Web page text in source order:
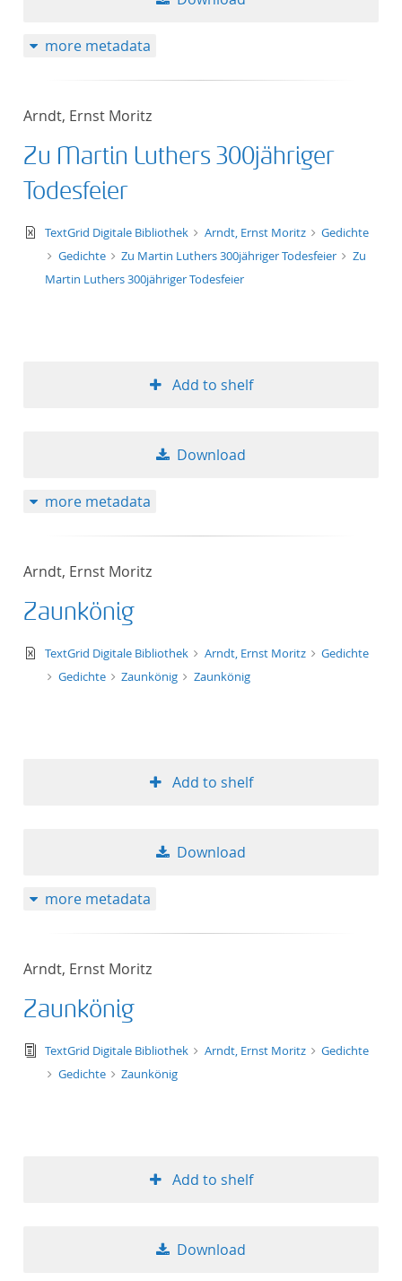
more metadata
Arndt, Ernst Moritz
Zu Martin Luthers 300jähriger
Todesfeier
text/xml
TextGrid Digitale Bibliothek Arndt, Ernst Moritz
Gedichte
Gedichte
Zu Martin Luthers 300jähriger Todesfeier
Zu
Martin Luthers 300jähriger Todesfeier
Add to shelf
Download
more metadata
Arndt, Ernst Moritz
Zaunkönig
text/xml
TextGrid Digitale Bibliothek Arndt, Ernst Moritz
Gedichte
Gedichte
Zaunkönig Zaunkönig
Add to shelf
Download
more metadata
Arndt, Ernst Moritz
Zaunkönig
text/tg.edition+tg.aggregation+xml
TextGrid Digitale Bibliothek Arndt, Ernst Moritz
Gedichte
Gedichte
Zaunkönig
Add to shelf
Download